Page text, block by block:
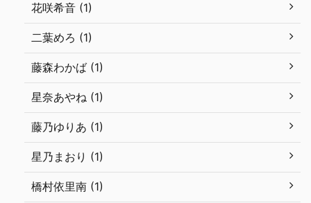
花咲希音 (1)
二葉めろ (1)
藤森わかば (1)
星奈あやね (1)
藤乃ゆりあ (1)
星乃まおり (1)
橋村依里南 (1)